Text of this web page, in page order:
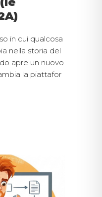
in cui qualcosa
nella storia del
apre un nuovo
la piattafor